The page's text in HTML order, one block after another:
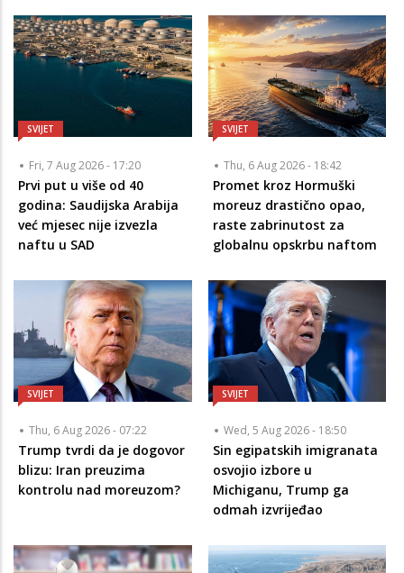
SVIJET
Fri, 7 Aug 2026 - 17:20
Prvi put u više od 40
godina: Saudijska Arabija
već mjesec nije izvezla
naftu u SAD
SVIJET
Thu, 6 Aug 2026 - 18:42
Promet kroz Hormuški
moreuz drastično opao,
raste zabrinutost za
globalnu opskrbu naftom
SVIJET
Thu, 6 Aug 2026 - 07:22
Trump tvrdi da je dogovor
blizu: Iran preuzima
kontrolu nad moreuzom?
SVIJET
Wed, 5 Aug 2026 - 18:50
Sin egipatskih imigranata
osvojio izbore u
Michiganu, Trump ga
odmah izvrijeđao